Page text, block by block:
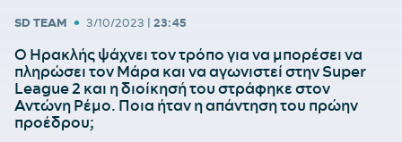
SD TEAM • 3/10/2023 | 23:45
Ο Ηρακλής ψάχνει τον τρόπο για να μπορέσει να
πληρώσει τον Μάρα και να αγωνιστεί στην Super
League 2 και η διοίκησή του στράφηκε στον
Αντώνη Ρέμο. Ποια ήταν η απάντηση του πρώην
προέδρου;